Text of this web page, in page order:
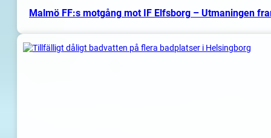
Malmö FF:s motgång mot IF Elfsborg – Utmaningen